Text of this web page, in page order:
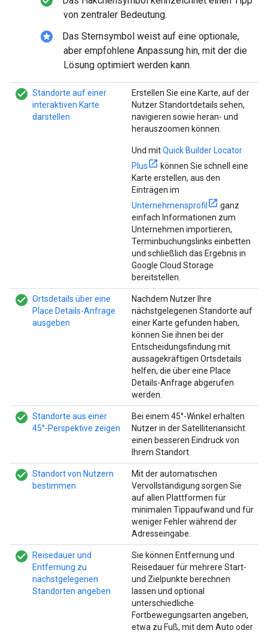
von zentraler Bedeutung.
stars
Das Sternsymbol weist auf eine optionale,
aber empfohlene Anpassung hin, mit der die
Lösung optimiert werden kann.
check_circle_filled
Standorte auf einer
interaktiven Karte
darstellen
Erstellen Sie eine Karte, auf der
Nutzer Standortdetails sehen,
navigieren sowie heran- und
herauszoomen können.
Und mitQuick Builder Locator
Plus
können Sie schnell eine
Karte erstellen, aus den
Einträgen im
Unternehmensprofil
ganz
einfach Informationen zum
Unternehmen importieren,
Terminbuchungslinks einbetten
und schließlich das Ergebnis in
Google Cloud Storage
bereitstellen.
check_circle_filled
Ortsdetails über eine
Place Details-Anfrage
ausgeben
Nachdem Nutzer Ihre
nächstgelegenen Standorte auf
einer Karte gefunden haben,
können Sie ihnen bei der
Entscheidungsfindung mit
aussagekräftigen Ortsdetails
helfen, die über eine Place
Details-Anfrage abgerufen
werden.
check_circle_filled
Standorte aus einer
45°-Perspektive zeigen
Bei einem 45°-Winkel erhalten
Nutzer in der Satellitenansicht
einen besseren Eindruck von
Ihrem Standort.
check_circle_filled
Standort von Nutzern
bestimmen
Mit der automatischen
Vervollständigung sorgen Sie
auf allen Plattformen für
minimalen Tippaufwand und für
weniger Fehler während der
Adresseingabe.
check_circle_filled
Reisedauer und
Entfernung zu
nächstgelegenen
Standorten angeben
Sie können Entfernung und
Reisedauer für mehrere Start-
und Zielpunkte berechnen
lassen und optional
unterschiedliche
Fortbewegungsarten angeben,
etwa zu Fuß, mit dem Auto oder